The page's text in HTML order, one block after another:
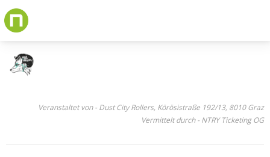
Skip
to
Veranstaltet von - Dust City Rollers, Körösistraße 192/13, 8010 Graz
Vermittelt durch - NTRY Ticketing OG